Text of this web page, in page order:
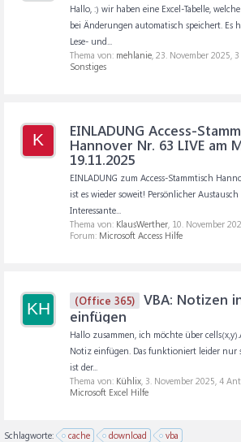
Hallo, :) wir haben eine Excel-Tabelle,
bei Änderungen automatisch speichert. Es
Lese- und...
Thema von: mehlanie, 23. November 2025,
Sonstiges
K
EINLADUNG Access-
Hannover Nr. 63 LIVE am
19.11.2025
EINLADUNG zum Access-Stammtisch
ist es wieder soweit! Persönlicher
Interessante...
Thema von: KlausWerther, 10. November
Forum: Microsoft Access Hilfe
KH (Office 365)
VBA: Notizen
einfügen
Hallo zusammen, ich möchte über
Notiz einfügen. Das funktioniert leider nur
ist der...
Thema von: Kühlix, 3. November 2025, 4
Microsoft Excel Hilfe
Schlagworte: cache download vba